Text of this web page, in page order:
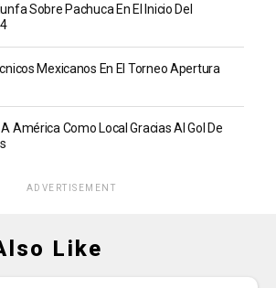
Sobre Pachuca En El Inicio Del
Mexicanos En El Torneo Apertura
América Como Local Gracias Al Gol De
ADVERTISEMENT
Like